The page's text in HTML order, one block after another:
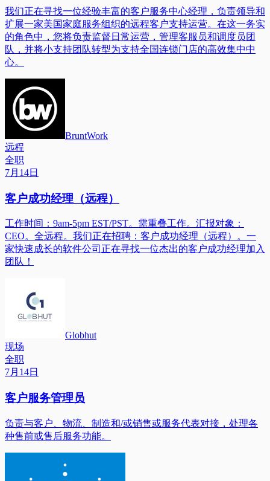
我们正在寻找一位经验丰富的客户服务中心经理，负责领导和
扩展一家美国家庭服务组织的远程客户支持运营。在这一务实
的角色中，您将负责监督日常运营，管理客服员和调度员团
队，并将小支持团队转型为支持全国连锁门店的高效集中中
心。
BruntWork
远程
全职
7月14日
客户成功经理（远程）
工作时间：9am-5pm EST/PST。需重叠工作。汇报对象：
CEO。全远程。我们正在招聘：客户成功经理（远程）。一
家快速成长的软件公司正在寻找一位杰出的客户成功经理加入
团队！
Globhut
现场
全职
7月14日
客户服务管理员
负责与客户、物流、制造和/或销售或服务代表对接，处理各
种售前或售后服务功能。